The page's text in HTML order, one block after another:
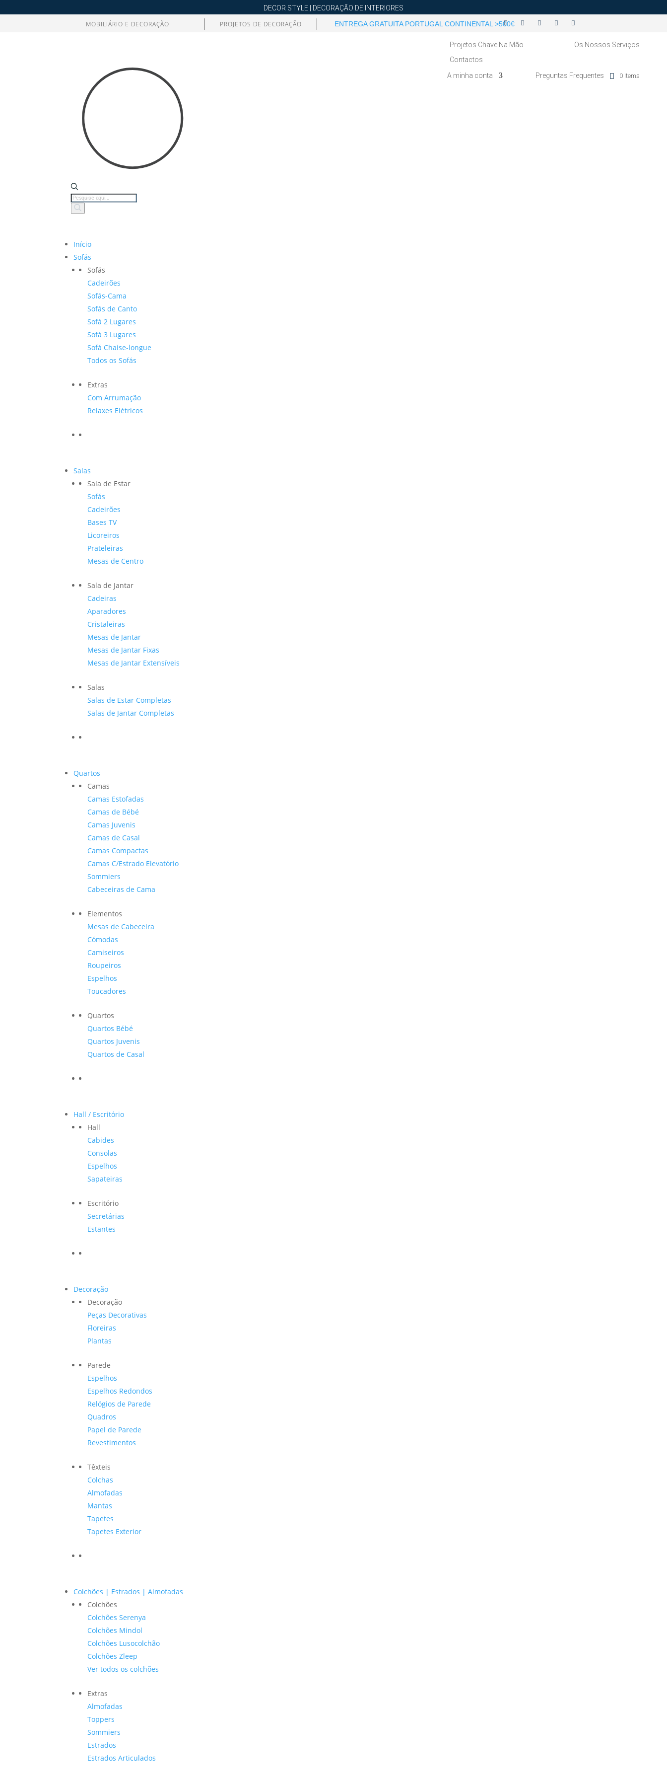
DECOR STYLE | DECORAÇÃO DE INTERIORES
MOBILIÁRIO E DECORAÇÃO PROJETOS DE DECORAÇÃO ENTREGA GRATUITA PORTUGAL CONTINENTAL >500€
Products
search
Projetos Chave Na Mão
Os Nossos Serviços
Contactos
A minha conta
Preguntas Frequentes 0 Items
Início
Sofás
Sofás
Cadeirões
Sofás-Cama
Sofás de Canto
Sofá 2 Lugares
Sofá 3 Lugares
Sofá Chaise-longue
Todos os Sofás
Extras
Com Arrumação
Relaxes Elétricos
Salas
Sala de Estar
Sofás
Cadeirões
Bases TV
Licoreiros
Prateleiras
Mesas de Centro
Sala de Jantar
Cadeiras
Aparadores
Cristaleiras
Mesas de Jantar
Mesas de Jantar Fixas
Mesas de Jantar Extensíveis
Salas
Salas de Estar Completas
Salas de Jantar Completas
Quartos
Camas
Camas Estofadas
Camas de Bébé
Camas Juvenis
Camas de Casal
Camas Compactas
Camas C/Estrado Elevatório
Sommiers
Cabeceiras de Cama
Elementos
Mesas de Cabeceira
Cómodas
Camiseiros
Roupeiros
Espelhos
Toucadores
Quartos
Quartos Bébé
Quartos Juvenis
Quartos de Casal
Hall / Escritório
Hall
Cabides
Consolas
Espelhos
Sapateiras
Escritório
Secretárias
Estantes
Decoração
Decoração
Peças Decorativas
Floreiras
Plantas
Parede
Espelhos
Espelhos Redondos
Relógios de Parede
Quadros
Papel de Parede
Revestimentos
Têxteis
Colchas
Almofadas
Mantas
Tapetes
Tapetes Exterior
Colchões | Estrados | Almofadas
Colchões
Colchões Serenya
Colchões Mindol
Colchões Lusocolchão
Colchões Zleep
Ver todos os colchões
Extras
Almofadas
Toppers
Sommiers
Estrados
Estrados Articulados